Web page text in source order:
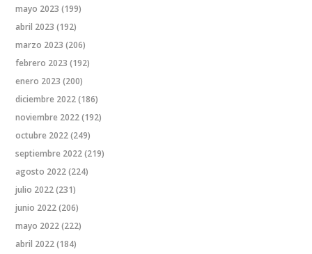
mayo 2023 (199)
abril 2023 (192)
marzo 2023 (206)
febrero 2023 (192)
enero 2023 (200)
diciembre 2022(186)
noviembre 2022(192)
octubre 2022(249)
septiembre 2022(219)
agosto 2022(224)
julio 2022(231)
junio 2022(206)
mayo 2022(222)
abril 2022(184)